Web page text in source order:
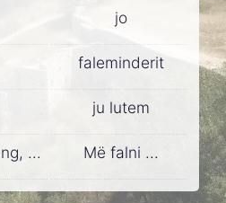
jo
faleminderit
ju lutem
... Më falni ...